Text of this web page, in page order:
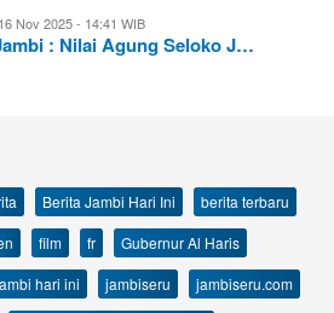
16 Nov 2025 - 14:41 WIB
: Nilai Agung Seloko J…
Berita Jambi Hari Ini
berita terbaru
film fr
Gubernur Al Haris
hari ini jambiseru
jambiseru.com